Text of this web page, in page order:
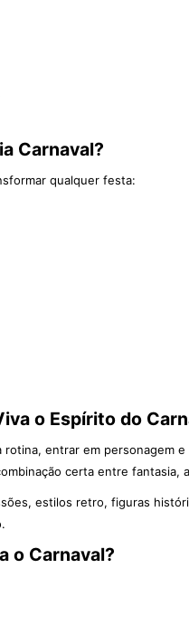
Carnaval?
qualquer festa:
o Espírito do
entrar em personagem
certa entre fantasia,
estilos retro, figuras
o Carnaval?